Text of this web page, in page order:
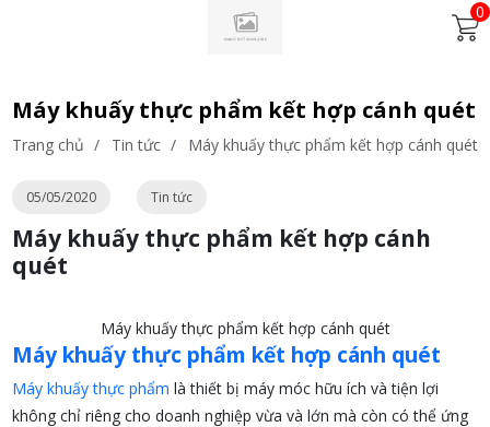
0
Máy khuấy thực phẩm kết hợp cánh quét
Trang chủ / Tin tức / Máy khuấy thực phẩm kết hợp cánh quét
05/05/2020 Tin tức
Máy khuấy thực phẩm kết hợp cánh
quét
Máy khuấy thực phẩm kết hợp cánh quét
Máy khuấy thực phẩm kết hợp cánh quét
Máy khuấy thực phẩm là thiết bị máy móc hữu ích và tiện lợi
không chỉ riêng cho doanh nghiệp vừa và lớn mà còn có thể ứng